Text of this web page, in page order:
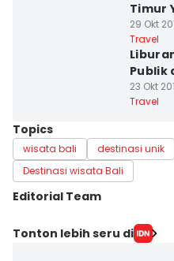
Timur
29 Okt
Travel
Publik
23 Okt
Travel
Topics
wisata bali destinasi unik
Destinasi wisata Bali
Editorial Team
Editor
Tonton lebih seru di